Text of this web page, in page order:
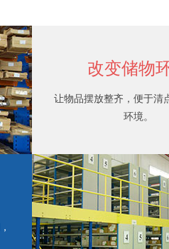
改变储物
让物品摆放整齐，便于清
环境。